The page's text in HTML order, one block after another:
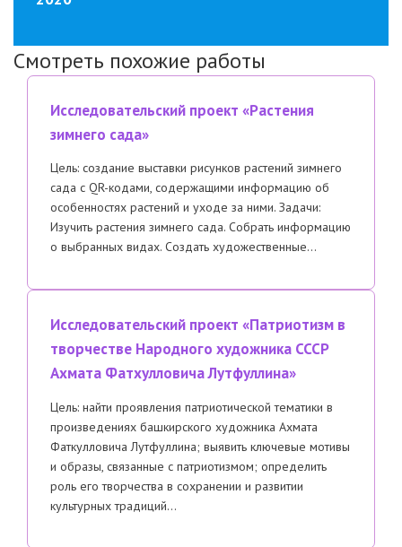
Смотреть похожие работы
Исследовательский проект «Растения
зимнего сада»
Цель: создание выставки рисунков растений зимнего
сада с QR-кодами, содержащими информацию об
особенностях растений и уходе за ними. Задачи:
Изучить растения зимнего сада. Собрать информацию
о выбранных видах. Создать художественные…
Исследовательский проект «Патриотизм в
творчестве Народного художника СССР
Ахмата Фатхулловича Лутфуллина»
Цель: найти проявления патриотической тематики в
произведениях башкирского художника Ахмата
Фаткулловича Лутфуллина; выявить ключевые мотивы
и образы, связанные с патриотизмом; определить
роль его творчества в сохранении и развитии
культурных традиций…